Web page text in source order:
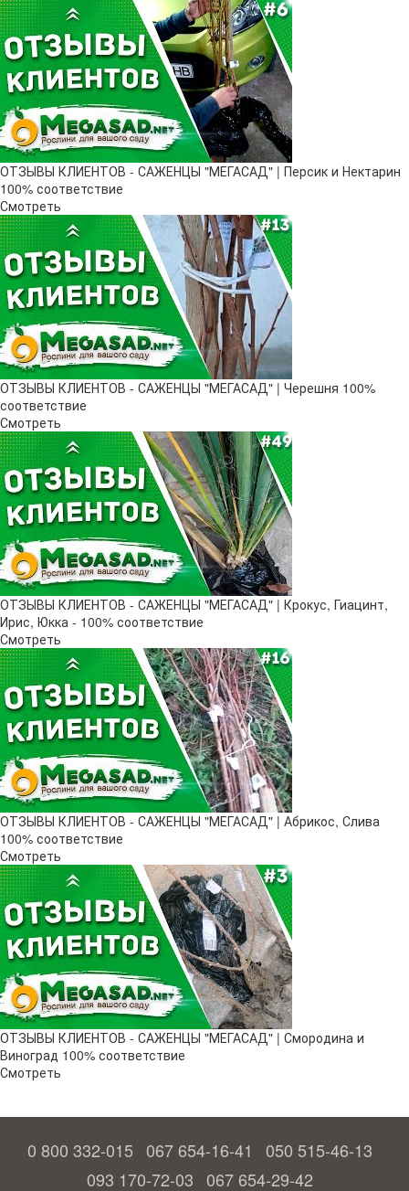
ОТЗЫВЫ КЛИЕНТОВ - САЖЕНЦЫ "МЕГАСАД" | Персик и Нектарин
100% соответствие
Смотреть
ОТЗЫВЫ КЛИЕНТОВ - САЖЕНЦЫ "МЕГАСАД" | Черешня 100%
соответствие
Смотреть
ОТЗЫВЫ КЛИЕНТОВ - САЖЕНЦЫ "МЕГАСАД" | Крокус, Гиацинт,
Ирис, Юкка - 100% соответствие
Смотреть
ОТЗЫВЫ КЛИЕНТОВ - САЖЕНЦЫ "МЕГАСАД" | Абрикос, Слива
100% соответствие
Смотреть
ОТЗЫВЫ КЛИЕНТОВ - САЖЕНЦЫ "МЕГАСАД" | Смородина и
Виноград 100% соответствие
Смотреть
0 800 332-015 067 654-16-41
050 515-46-13
093 170-72-03 067 654-29-42